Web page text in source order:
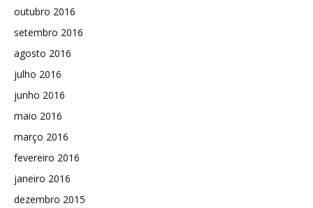
outubro 2016
setembro 2016
agosto 2016
julho 2016
junho 2016
maio 2016
março 2016
fevereiro 2016
janeiro 2016
dezembro 2015